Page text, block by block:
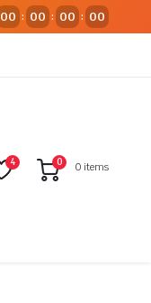
00 : 00 : 00 : 00
4 0 0 items